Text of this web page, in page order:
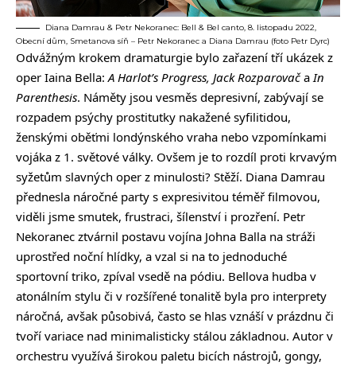
Diana Damrau & Petr Nekoranec: Bell & Bel canto, 8. listopadu 2022,
Obecní dům, Smetanova síň – Petr Nekoranec a Diana Damrau (foto Petr Dyrc)
Odvážným krokem dramaturgie bylo zařazení tří ukázek z
oper Iaina Bella: A Harlot’s Progress, Jack Rozparovača In
Parenthesis. Náměty jsou vesměs depresivní, zabývají se
rozpadem psýchy prostitutky nakažené syfilitidou,
ženskými oběťmi londýnského vraha nebo vzpomínkami
vojáka z 1. světové války. Ovšem je to rozdíl proti krvavým
syžetům slavných oper z minulosti? Stěží. Diana Damrau
přednesla náročné party s expresivitou téměř filmovou,
viděli jsme smutek, frustraci, šílenství i prozření. Petr
Nekoranec ztvárnil postavu vojína Johna Balla na stráži
uprostřed noční hlídky, a vzal si na to jednoduché
sportovní triko, zpíval vsedě na pódiu. Bellova hudba v
atonálním stylu či v rozšířené tonalitě byla pro interprety
náročná, avšak působivá, často se hlas vznáší v prázdnu či
tvoří variace nad minimalisticky stálou základnou. Autor v
orchestru využívá širokou paletu bicích nástrojů, gongy,